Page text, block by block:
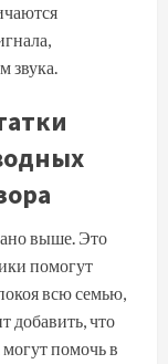
звука.
выше. Это
помогут
всю семью,
добавить, что
помочь в